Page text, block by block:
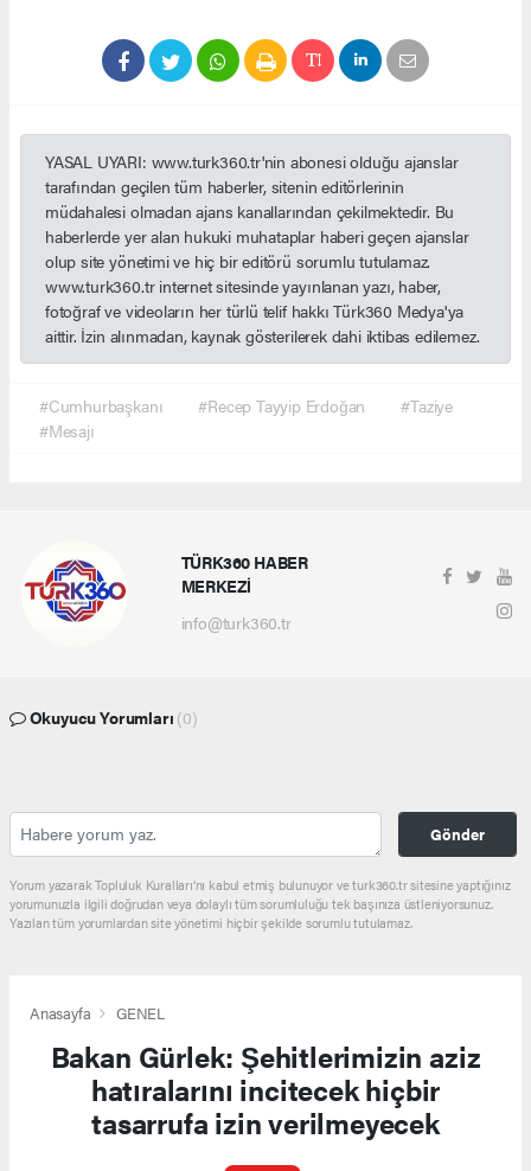
YASAL UYARI: www.turk360.tr'nin abonesi olduğu ajanslar
tarafından geçilen tüm haberler, sitenin editörlerinin
müdahalesi olmadan ajans kanallarından çekilmektedir. Bu
haberlerde yer alan hukuki muhataplar haberi geçen ajanslar
olup site yönetimi ve hiç bir editörü sorumlu tutulamaz.
www.turk360.tr internet sitesinde yayınlanan yazı, haber,
fotoğraf ve videoların her türlü telif hakkı Türk360 Medya'ya
aittir. İzin alınmadan, kaynak gösterilerek dahi iktibas edilemez.
#Cumhurbaşkanı #Recep Tayyip Erdoğan
#Taziye
#Mesajı
TÜRK360 HABER
MERKEZİ
info@turk360.tr
Okuyucu Yorumları (0)
Gönder
Yorum yazarak Topluluk Kuralları’nı kabul etmiş bulunuyor ve turk360.tr sitesine yaptığınız
yorumunuzla ilgili doğrudan veya dolaylı tüm sorumluluğu tek başınıza üstleniyorsunuz.
Yazılan tüm yorumlardan site yönetimi hiçbir şekilde sorumlu tutulamaz.
Anasayfa GENEL
Bakan Gürlek: Şehitlerimizin aziz
hatıralarını incitecek hiçbir
tasarrufa izin verilmeyecek